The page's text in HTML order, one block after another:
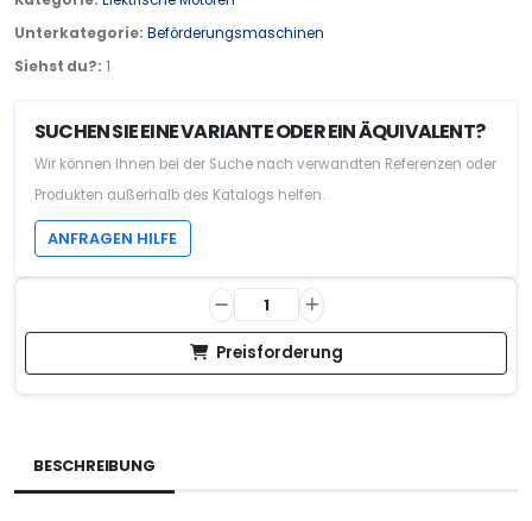
Unterkategorie: Beförderungsmaschinen
Siehst du?: 1
SUCHEN SIE EINE VARIANTE ODER EIN ÄQUIVALENT?
Wir können Ihnen bei der Suche nach verwandten Referenzen oder
Produkten außerhalb des Katalogs helfen.
ANFRAGEN HILFE
Preisforderung
BESCHREIBUNG